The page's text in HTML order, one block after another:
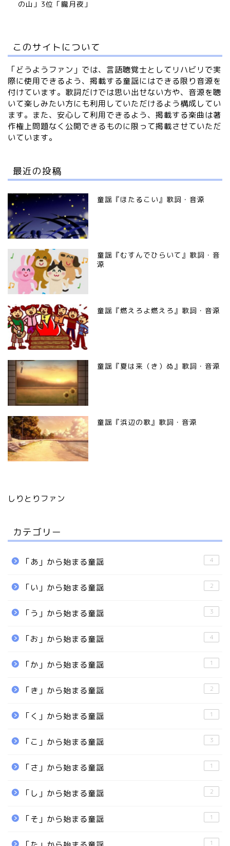
の山」3位「朧月夜」
このサイトについて
「どうようファン」では、言語聴覚士としてリハビリで実
際に使用できるよう、掲載する童謡にはできる限り音源を
付けています。歌詞だけでは思い出せない方や、音源を聴
いて楽しみたい方にも利用していただけるよう構成してい
ます。また、安心して利用できるよう、掲載する楽曲は著
作権上問題なく公開できるものに限って掲載させていただ
いています。
最近の投稿
童謡『ほたるこい』歌詞・音源
童謡『むすんでひらいて』歌詞・音
源
童謡『燃えろよ燃えろ』歌詞・音源
童謡『夏は来（き）ぬ』歌詞・音源
童謡『浜辺の歌』歌詞・音源
しりとりファン
カテゴリー
「あ」から始まる童謡 4
「い」から始まる童謡 2
「う」から始まる童謡 3
「お」から始まる童謡 4
「か」から始まる童謡 1
「き」から始まる童謡 2
「く」から始まる童謡 1
「こ」から始まる童謡 3
「さ」から始まる童謡 1
「し」から始まる童謡 2
「そ」から始まる童謡 1
1